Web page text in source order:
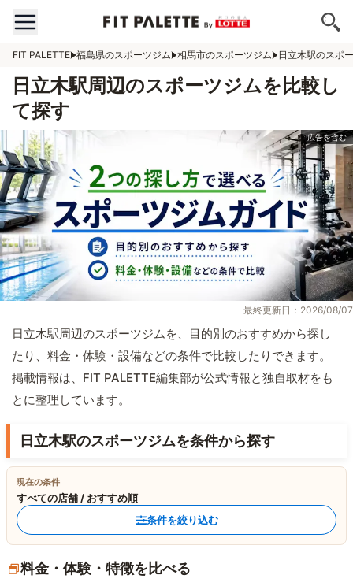
FIT PALETTE 福島県のスポーツジム 相馬市のスポーツジム 日立木駅のスポ
日立木駅周辺のスポーツジムを比較し
て探す
最終更新日：2026/08/07
日立木駅周辺のスポーツジムを、目的別のおすすめから探し
たり、料金・体験・設備などの条件で比較したりできます。
掲載情報は、FIT PALETTE編集部が公式情報と独自取材をも
とに整理しています。
日立木駅のスポーツジムを条件から探す
現在の条件
すべての店舗 / おすすめ順
条件を絞り込む
料金・体験・特徴を比べる